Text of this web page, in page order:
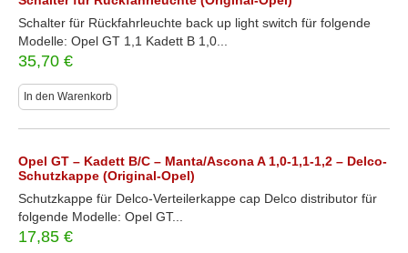
Schalter für Rückfahrleuchte back up light switch für folgende
Modelle: Opel GT 1,1 Kadett B 1,0...
35,70 €
In den Warenkorb
Opel GT – Kadett B/C – Manta/Ascona A 1,0-1,1-1,2 – Delco-
Schutzkappe (Original-Opel)
Schutzkappe für Delco-Verteilerkappe cap Delco distributor für
folgende Modelle: Opel GT...
17,85 €